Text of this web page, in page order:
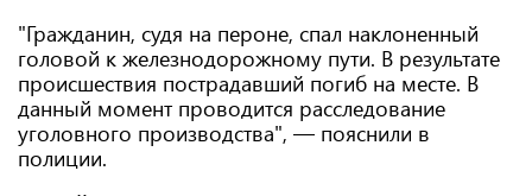
"Гражданин, судя на пероне, спал наклоненный
головой к железнодорожному пути. В результате
происшествия пострадавший погиб на месте. В
данный момент проводится расследование
уголовного производства", — пояснили в
полиции.